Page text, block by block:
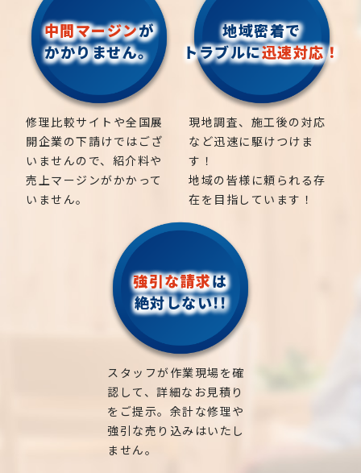
中間マージンが
かかりません。
修理比較サイトや全国展
開企業の下請けではござ
いませんので、紹介料や
売上マージンがかかって
いません。
地域密着で
トラブルに迅速対応！
現地調査、施工後の対応
など迅速に駆けつけま
す！
地域の皆様に頼られる存
在を目指しています！
強引な請求は
絶対しない!!
スタッフが作業現場を確
認して、詳細なお見積り
をご提示。余計な修理や
強引な売り込みはいたし
ません。